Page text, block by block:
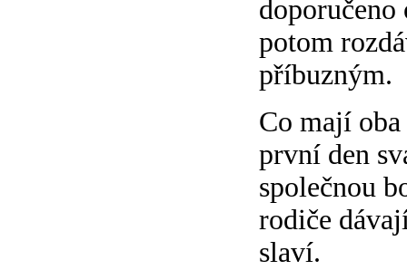
doporučeno
potom
příbuzným.
Co mají
první den
společnou
rodiče
slaví.